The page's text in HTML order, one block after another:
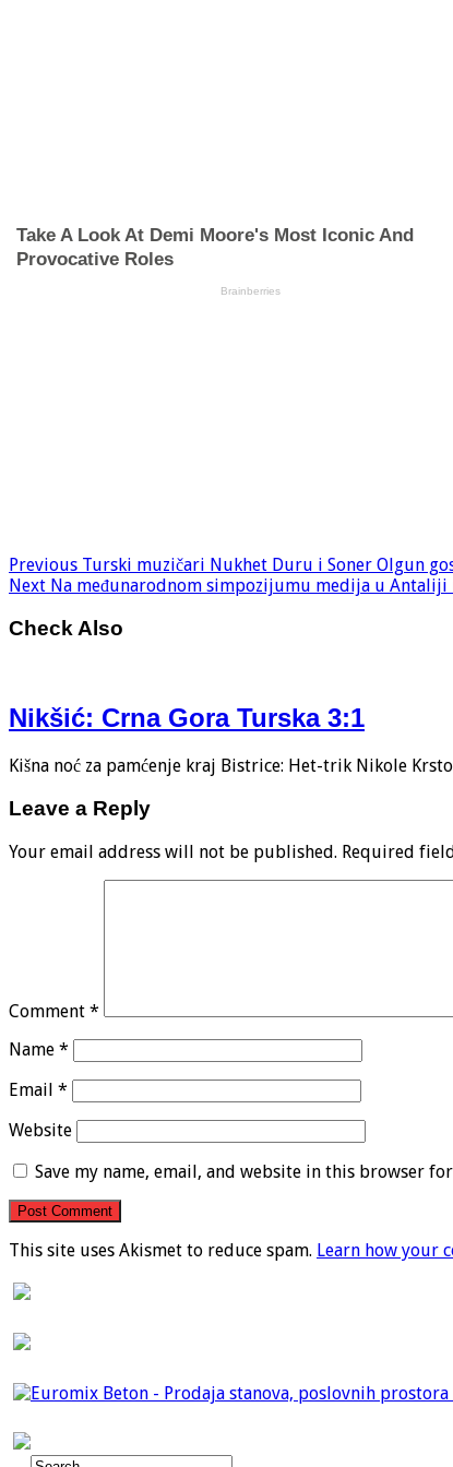
Previous Turski muzičari Nukhet Duru i Soner Olgun
Next Na međunarodnom simpozijumu medija u
Check Also
Nikšić: Crna Gora Turska 3:1
Kišna noć za pamćenje kraj Bistrice: Het-trik Nikole
Leave a Reply
Your email address will not be published. Required
Comment *
Name *
Email *
Website
Save my name, email, and website in this browser
This site uses Akismet to reduce spam. Learn how your